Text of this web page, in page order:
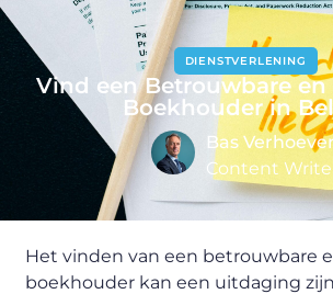
DIENSTVERLENING
Vind een Betrouwbare en
Boekhouder in
Bas
Content
Het vinden van een betrouwbare
boekhouder kan een uitdaging